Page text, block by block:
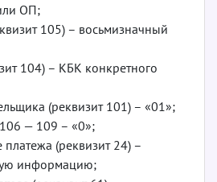
ОП;
105) – восьмизначный
104) – КБК конкретного
(реквизит 101) – «01»;
— 109 – «0»;
платежа (реквизит 24) –
информацию;